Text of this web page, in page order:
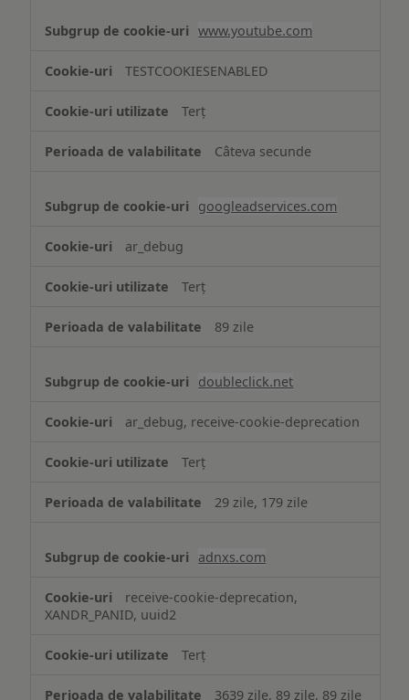
www.youtube.com
TESTCOOKIESENABLED
Terț
Câteva secunde
googleadservices.com
ar_debug
Terț
89 zile
doubleclick.net
ar_debug, receive-cookie-deprecation
Terț
29 zile, 179 zile
adnxs.com
receive-cookie-deprecation,
XANDR_PANID, uuid2
Terț
3639 zile, 89 zile, 89 zile